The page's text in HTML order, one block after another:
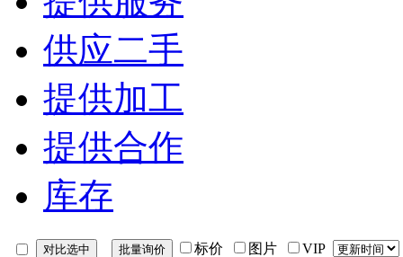
供应二手
提供加工
提供合作
库存
标价 图片 VIP